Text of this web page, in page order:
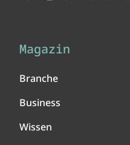
Magazin
Branche
Business
Wissen